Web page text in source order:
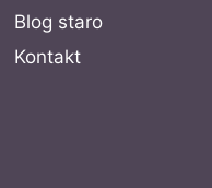
Blog staro
Kontakt